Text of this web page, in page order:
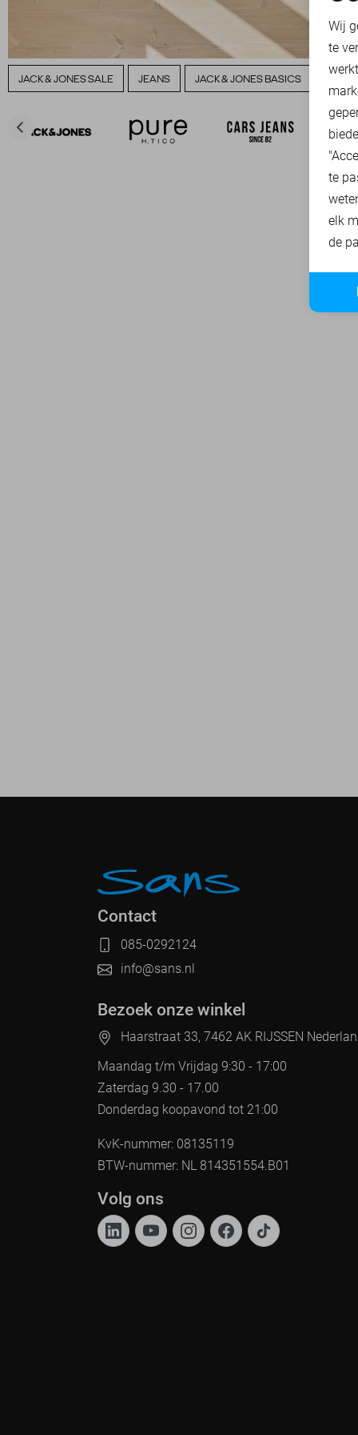
JACK & JONES SALE JEANS JACK & JONES BASICS
Contact
085-0292124
info@sans.nl
Bezoek onze winkel
Haarstraat 33, 7462 AK RIJSSEN
Maandag t/m Vrijdag 9:30 - 17:00
Zaterdag 9.30 - 17.00
Donderdag koopavond tot 21:00
KvK-nummer: 08135119
BTW-nummer: NL 814351554.B01
Volg ons
Wij
te
te
elk
de